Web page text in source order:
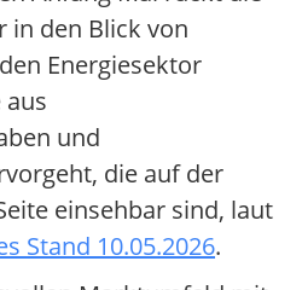
in den Blick von
Energiesektor
und
die auf der
einsehbar sind, laut
Stand 10.05.2026.